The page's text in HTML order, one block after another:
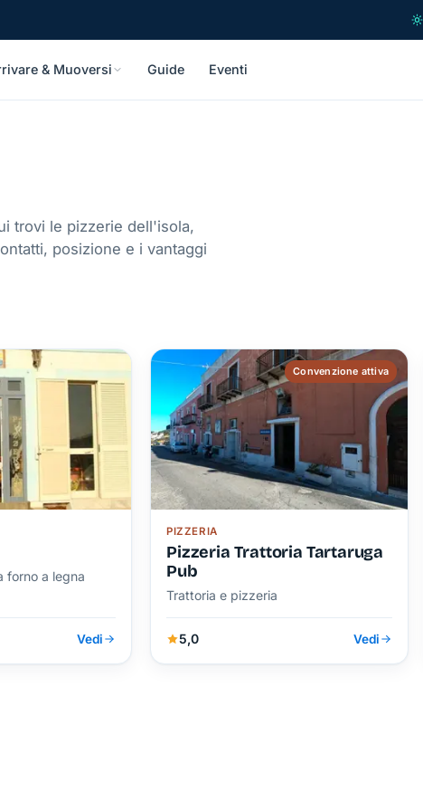
& Muoversi Guide Eventi
trovi le pizzerie dell'isola,
posizione e i vantaggi
forno a legna
Vedi
PIZZERIA
Pizzeria Trattoria Tartaruga
Pub
Trattoria e pizzeria
5,0 Vedi
Convenzione attiva